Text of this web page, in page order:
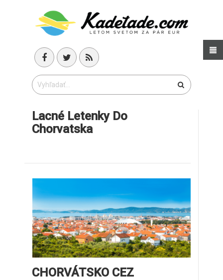
Lacné Letenky Do
Chorvatska
CHORVÁTSKO CEZ